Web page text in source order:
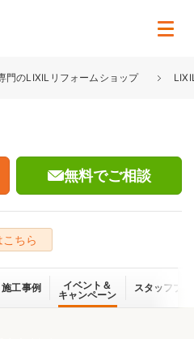
門のLIXILリフォームショップ
無料でご相談
ちら
施工事例
イベント＆
キャンペーン
スタッフブ